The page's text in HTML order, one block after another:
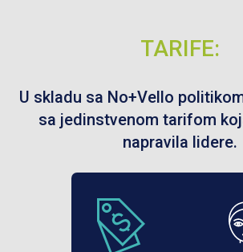
TARIFE:
U skladu sa No+Vello
sa jedinstvenom tarifom
napravila lidere.